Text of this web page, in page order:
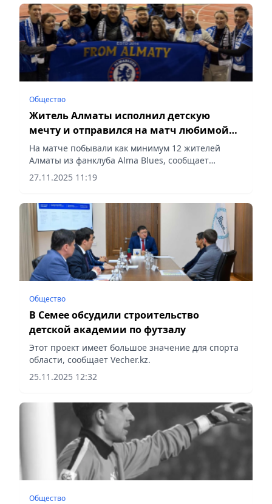
Общество
Житель Алматы исполнил детскую
мечту и отправился на матч любимой
команды «Челси» в Баку
На матче побывали как минимум 12 жителей
Алматы из фанклуба Alma Blues, сообщает
Vecher.kz.
27.11.2025 11:19
Общество
В Семее обсудили строительство
детской академии по футзалу
Этот проект имеет большое значение для спорта
области, сообщает Vecher.kz.
25.11.2025 12:32
Общество